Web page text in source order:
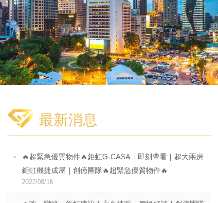
最新消息
🔥超緊急優質物件🔥鉅虹G-CASA｜即刻帶看｜超大兩房｜
鉅虹機捷成屋｜創億團隊🔥超緊急優質物件🔥
2022/08/16